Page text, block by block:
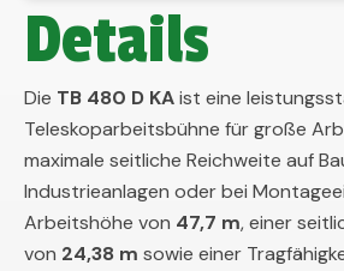
Details
Die TB 480 D KAist eine
Teleskoparbeitsbühne für große
maximale seitliche Reichweite auf
Industrieanlagen oder bei
Arbeitshöhe von 47,7 m, einer
von 24,38 m sowie einer